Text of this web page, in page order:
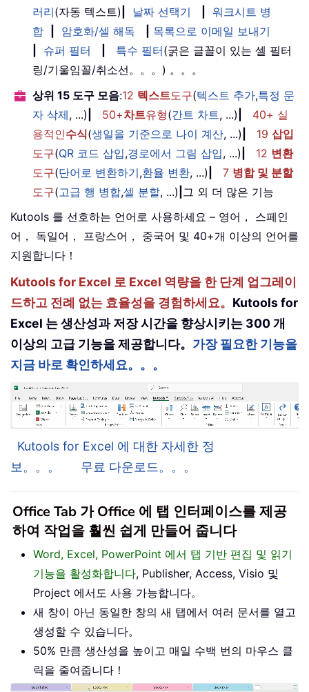
러리(자동 텍스트) 날짜 선택기
워크시트 병
합
암호화/셀 해독
목록으로 이메일 보내기
슈퍼 필터 특수 필터(굵은 글꼴이 있는 셀 필터
링/기울임꼴/취소선。。。) 。。。
상위 15 도구 모음:12 텍스트도구(텍스트 추가,특정 문
자 삭제, ...) 50+차트유형(간트 차트, ...)
40+ 실
용적인수식(생일을 기준으로 나이 계산, ...) 19 삽입
도구(QR 코드 삽입,경로에서 그림 삽입, ...) 12 변환
도구(단어로 변환하기,환율 변환, ...) 7 병합 및 분할
도구(고급 행 병합,셀 분할, ...) 그 외 더 많은 기능
Kutools 를 선호하는 언어로 사용하세요 – 영어， 스페인
어， 독일어， 프랑스어， 중국어 및 40+개 이상의 언어를
지원합니다！
Kutools for Excel 로 Excel 역량을 한 단계 업그레이
드하고 전례 없는 효율성을 경험하세요。 Kutools for
Excel 는 생산성과 저장 시간을 향상시키는 300 개
이상의 고급 기능을 제공합니다。 가장 필요한 기능을
지금 바로 확인하세요。。。
Kutools for Excel 에 대한 자세한 정
보。。。
무료 다운로드。。。
Office Tab 가 Office 에 탭 인터페이스를 제공
하여 작업을 훨씬 쉽게 만들어 줍니다
Word, Excel, PowerPoint 에서 탭 기반 편집 및 읽기
기능을 활성화합니다, Publisher, Access, Visio 및
Project 에서도 사용 가능합니다。
새 창이 아닌 동일한 창의 새 탭에서 여러 문서를 열고
생성할 수 있습니다。
50% 만큼 생산성을 높이고 매일 수백 번의 마우스 클
릭을 줄여줍니다！